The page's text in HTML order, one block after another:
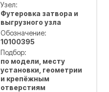
Узел:
Футеровка затвора и
выгрузного узла
Обозначение:
10100395
Подбор:
по модели, месту
установки, геометрии
и крепёжным
отверстиям